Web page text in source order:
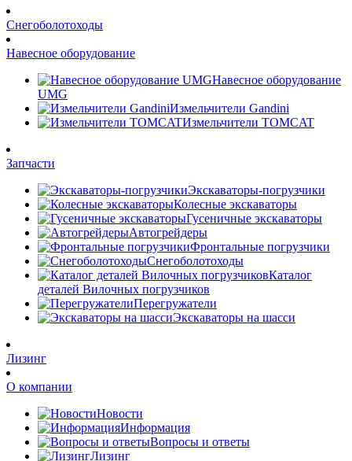
Снегоболотоходы
Навесное оборудование
Навесное оборудование
UMG
Измельчители Gandini
Измельчители TOMCAT
Запчасти
Экскаваторы-погрузчики
Колесные экскаваторы
Гусеничные экскаваторы
Автогрейдеры
Фронтальные погрузчики
Снегоболотоходы
Каталог
деталей Вилочных погрузчиков
Перегружатели
Экскаваторы на шасси
Лизинг
О компании
Новости
Информация
Вопросы и ответы
Лизинг